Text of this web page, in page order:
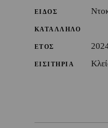
ΕΙΔΟΣ
ΚΑΤΑΛΛΗΛΟ
ΕΤΟΣ
ΕΙΣΙΤΗΡΙΑ